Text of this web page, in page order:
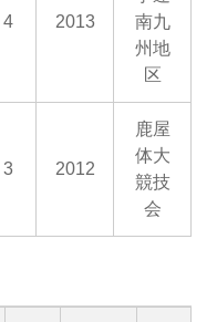
4 2013
南九
州地
区
3 2012
鹿屋
体大
競技
会